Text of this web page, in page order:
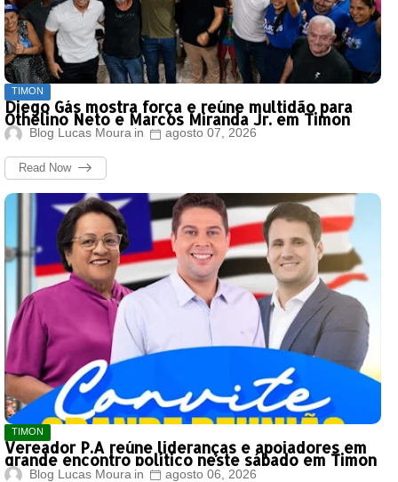
TIMON
Diego Gás mostra força e reúne multidão para
Othelino Neto e Marcos Miranda Jr. em Timon
Blog Lucas Moura agosto 07, 2026
Read Now
TIMON
Vereador P.A reúne lideranças e apoiadores em
grande encontro político neste sábado em Timon
Blog Lucas Moura agosto 06, 2026